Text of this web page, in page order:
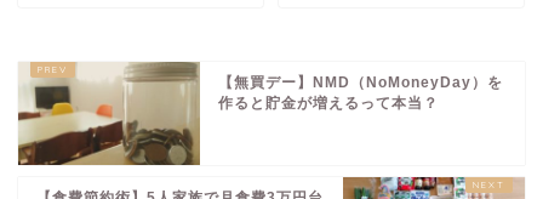
【無買デー】NMD（NoMoneyDay）を
作ると貯金が増えるって本当？